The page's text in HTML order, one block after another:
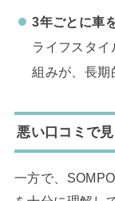
3年ごとに車
ライフスタ
組みが、長期
悪い口コミで
一方で、